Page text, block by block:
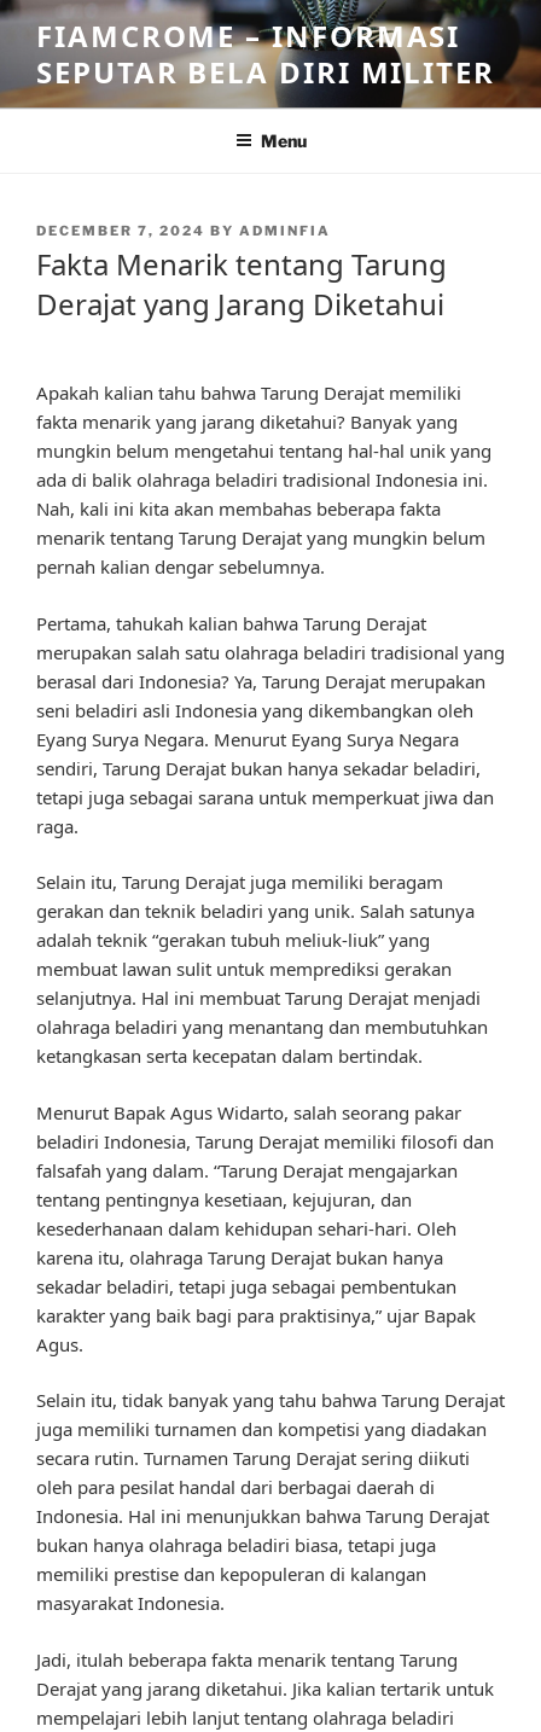
Skip
content
FIAMCROME – INFORMASI
SEPUTAR BELA DIRI MILITER
Menu
POSTED
DECEMBER 7, 2024 BY ADMINFIA
Fakta Menarik tentang Tarung
Derajat yang Jarang Diketahui
Apakah kalian tahu bahwa Tarung Derajat memiliki
fakta menarik yang jarang diketahui? Banyak yang
mungkin belum mengetahui tentang hal-hal unik yang
ada di balik olahraga beladiri tradisional Indonesia ini.
Nah, kali ini kita akan membahas beberapa fakta
menarik tentang Tarung Derajat yang mungkin belum
pernah kalian dengar sebelumnya.
Pertama, tahukah kalian bahwa Tarung Derajat
merupakan salah satu olahraga beladiri tradisional yang
berasal dari Indonesia? Ya, Tarung Derajat merupakan
seni beladiri asli Indonesia yang dikembangkan oleh
Eyang Surya Negara. Menurut Eyang Surya Negara
sendiri, Tarung Derajat bukan hanya sekadar beladiri,
tetapi juga sebagai sarana untuk memperkuat jiwa dan
raga.
Selain itu, Tarung Derajat juga memiliki beragam
gerakan dan teknik beladiri yang unik. Salah satunya
adalah teknik “gerakan tubuh meliuk-liuk” yang
membuat lawan sulit untuk memprediksi gerakan
selanjutnya. Hal ini membuat Tarung Derajat menjadi
olahraga beladiri yang menantang dan membutuhkan
ketangkasan serta kecepatan dalam bertindak.
Menurut Bapak Agus Widarto, salah seorang pakar
beladiri Indonesia, Tarung Derajat memiliki filosofi dan
falsafah yang dalam. “Tarung Derajat mengajarkan
tentang pentingnya kesetiaan, kejujuran, dan
kesederhanaan dalam kehidupan sehari-hari. Oleh
karena itu, olahraga Tarung Derajat bukan hanya
sekadar beladiri, tetapi juga sebagai pembentukan
karakter yang baik bagi para praktisinya,” ujar Bapak
Agus.
Selain itu, tidak banyak yang tahu bahwa Tarung Derajat
juga memiliki turnamen dan kompetisi yang diadakan
secara rutin. Turnamen Tarung Derajat sering diikuti
oleh para pesilat handal dari berbagai daerah di
Indonesia. Hal ini menunjukkan bahwa Tarung Derajat
bukan hanya olahraga beladiri biasa, tetapi juga
memiliki prestise dan kepopuleran di kalangan
masyarakat Indonesia.
Jadi, itulah beberapa fakta menarik tentang Tarung
Derajat yang jarang diketahui. Jika kalian tertarik untuk
mempelajari lebih lanjut tentang olahraga beladiri